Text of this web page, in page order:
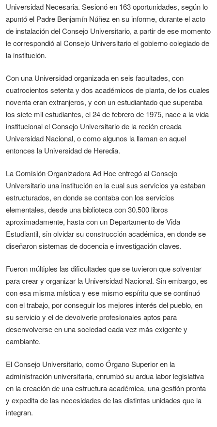
Universidad Necesaria. Sesionó en 163 oportunidades, según lo
apuntó el Padre Benjamín Núñez en su informe, durante el acto
de instalación del Consejo Universitario, a partir de ese momento
le correspondió al Consejo Universitario el gobierno colegiado de
la institución.
Con una Universidad organizada en seis facultades, con
cuatrocientos setenta y dos académicos de planta, de los cuales
noventa eran extranjeros, y con un estudiantado que superaba
los siete mil estudiantes, el 24 de febrero de 1975, nace a la vida
institucional el Consejo Universitario de la recién creada
Universidad Nacional, o como algunos la llaman en aquel
entonces la Universidad de Heredia.
La Comisión Organizadora Ad Hoc entregó al Consejo
Universitario una institución en la cual sus servicios ya estaban
estructurados, en donde se contaba con los servicios
elementales, desde una biblioteca con 30.500 libros
aproximadamente, hasta con un Departamento de Vida
Estudiantil, sin olvidar su construcción académica, en donde se
diseñaron sistemas de docencia e investigación claves.
Fueron múltiples las dificultades que se tuvieron que solventar
para crear y organizar la Universidad Nacional. Sin embargo, es
con esa misma mística y ese mismo espíritu que se continuó
con el trabajo, por conseguir los mejores interés del pueblo, en
su servicio y el de devolverle profesionales aptos para
desenvolverse en una sociedad cada vez más exigente y
cambiante.
El Consejo Universitario, como Órgano Superior en la
administración universitaria, enrumbó su ardua labor legislativa
en la creación de una estructura académica, una gestión pronta
y expedita de las necesidades de las distintas unidades que la
integran.